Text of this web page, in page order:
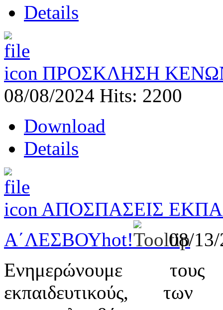
Details
ΠΡΟΣΚΛΗΣΗ
08/08/2024 Hits: 2200
Download
Details
ΑΠΟΣΠΑΣΕΙΣ
Α΄ΛΕΣΒΟΥhot!
08/
Ενημερώνουμε
εκπαιδευτικούς,